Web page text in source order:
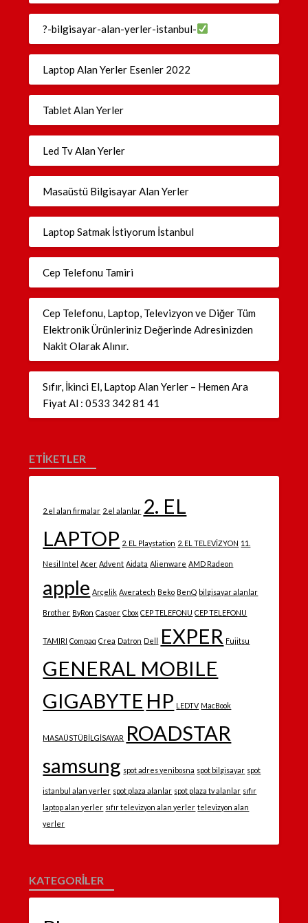
?-bilgisayar-alan-yerler-istanbul-
Laptop Alan Yerler Esenler 2022
Tablet Alan Yerler
Led Tv Alan Yerler
Masaüstü Bilgisayar Alan Yerler
Laptop Satmak İstiyorum İstanbul
Cep Telefonu Tamiri
Cep Telefonu, Laptop, Televizyon ve Diğer Tüm
Elektronik Ürünleriniz Değerinde Adresinizden
Nakit Olarak Alınır.
Sıfır, İkinci El, Laptop Alan Yerler – Hemen Ara
Fiyat Al : 0533 342 81 41
ETİKETLER
2.el alan firmalar 2.el alanlar 2. EL
LAPTOP 2. EL Playstation 2. EL TELEVİZYON 11.
Nesil Intel Acer Advent Aidata Alienware AMD Radeon
apple Arçelik Averatech Beko BenQ bilgisayar alanlar
Brother ByRon Casper Cbox CEP TELEFONU CEP TELEFONU
TAMIRI Compaq Crea Datron Dell EXPER Fujitsu
GENERAL MOBILE
GIGABYTE HP LEDTV MacBook
MASAÜSTÜBİLGİSAYAR ROADSTAR
samsung spot adres yenibosna spot bilgisayar spot
istanbul alan yerler spot plaza alanlar spot plaza tv alanlar sıfır
laptop alan yerler sıfır televizyon alan yerler televizyon alan
yerler
KATEGORILER